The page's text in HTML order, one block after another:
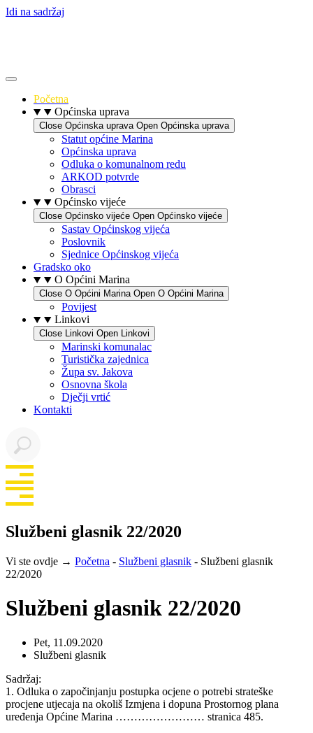
Idi na sadržaj
Početna
Općinska uprava
Close Općinska uprava Open Općinska uprava
Statut općine Marina
Općinska uprava
Odluka o komunalnom redu
ARKOD potvrde
Obrasci
Općinsko vijeće
Close Općinsko vijeće Open Općinsko vijeće
Sastav Općinskog vijeća
Poslovnik
Sjednice Općinskog vijeća
Gradsko oko
O Općini Marina
Close O Općini Marina Open O Općini Marina
Povijest
Linkovi
Close Linkovi Open Linkovi
Marinski komunalac
Turistička zajednica
Župa sv. Jakova
Osnovna škola
Dječji vrtić
Kontakti
Službeni glasnik 22/2020
Vi ste ovdje → Početna - Službeni glasnik - Službeni glasnik
22/2020
Službeni glasnik 22/2020
Pet, 11.09.2020
Službeni glasnik
Sadržaj:
1. Odluka o započinjanju postupka ocjene o potrebi strateške
procjene utjecaja na okoliš Izmjena i dopuna Prostornog plana
uređenja Općine Marina …………………… stranica 485.